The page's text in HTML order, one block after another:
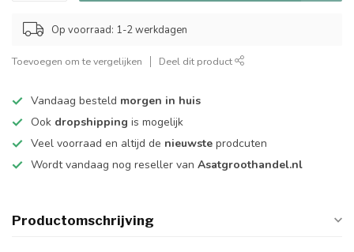
Op voorraad: 1-2 werkdagen
Toevoegen om te vergelijken Deel dit product
Vandaag besteld morgen in huis
Ook dropshipping is mogelijk
Veel voorraad en altijd de nieuwste prodcuten
Wordt vandaag nog reseller van Asatgroothandel.nl
Productomschrijving